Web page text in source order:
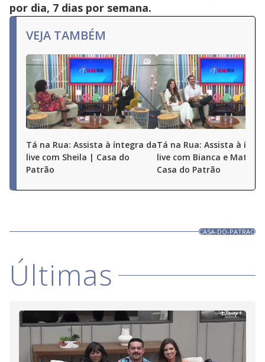
por dia, 7 dias por semana.
VEJA TAMBÉM
Tá na Rua: Assista à íntegra da
live com Sheila | Casa do
Patrão
Tá na Rua: Assista à
live com Bianca e
Casa do Patrão
CASA-DO-PATRAO
Últimas